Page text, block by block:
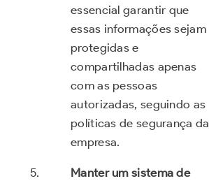
essencial garantir que
essas informações sejam
protegidas e
compartilhadas apenas
com as pessoas
autorizadas, seguindo as
políticas de segurança da
empresa.
Manter um sistema de